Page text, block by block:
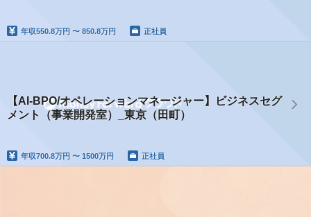
年収550.8万円 〜 850.8万円 正社員
【AI-BPO/オペレーションマネージャー】ビジネスセグ
メント（事業開発室）_東京（田町）
年収700.8万円 〜 1500万円 正社員